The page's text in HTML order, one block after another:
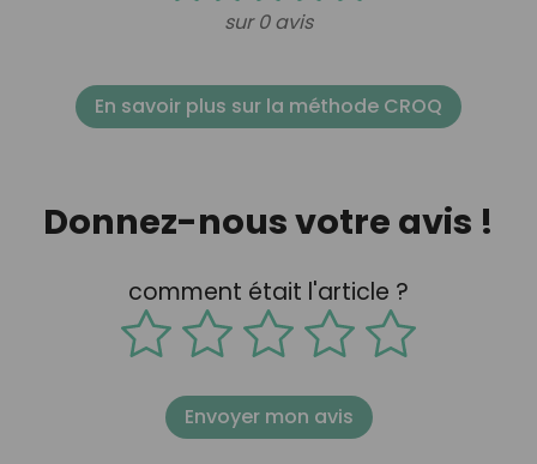
sur 0 avis
En savoir plus sur la méthode CROQ
Donnez-nous votre avis !
comment était l'article ?
Envoyer mon avis